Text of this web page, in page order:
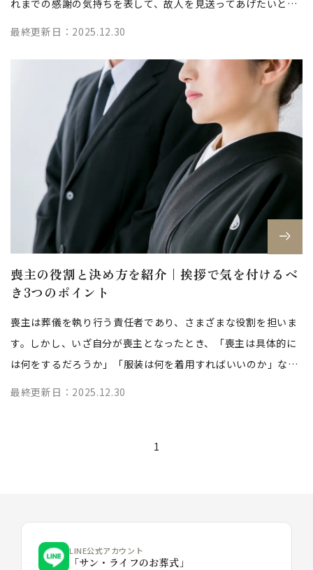
れまでの感謝の気持ちを表して、故人を見送ってあげたいと思
うのではないでしょうか。 大切な...
最終更新日：2025.12.30
喪主の役割と決め方を紹介｜挨拶で気を付けるべ
き3つのポイント
喪主は葬儀を執り行う責任者であり、さまざまな役割を担いま
す。しかし、いざ自分が喪主となったとき、「喪主は具体的に
は何をするだろうか」「服装は何を着用すればいいのか」など
の疑問を抱くかもしれません。 今...
最終更新日：2025.12.30
1
LINE公式アカウント
「サン・ライフのお葬式」